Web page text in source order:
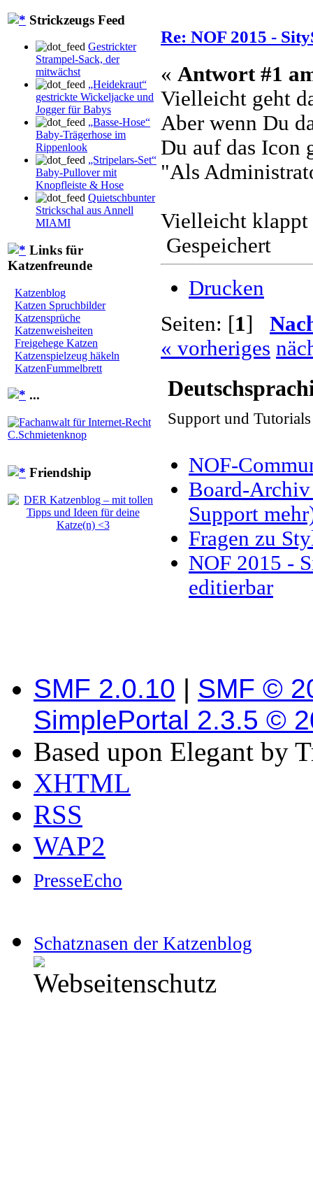
Strickzeugs Feed
Gestrickter
Strampel-Sack, der
mitwächst
„Heidekraut“
gestrickte Wickeljacke und
Jogger für Babys
„Basse-Hose“
Baby-Trägerhose im
Rippenlook
„Stripelars-Set“
Baby-Pullover mit
Knopfleiste & Hose
Quietschbunter
Strickschal aus Annell
MIAMI
Links für
Katzenfreunde
Katzenblog
Katzen Spruchbilder
Katzensprüche
Katzenweisheiten
Freigehege Katzen
Katzenspielzeug häkeln
KatzenFummelbrett
...
Friendship
Re: NOF 2015 -
« Antwort #1
Vielleicht geht
Aber wenn Du
Du auf das Icon
"Als
Vielleicht klappt
Gespeichert
Drucken
Seiten: [1]
« vorheriges
Support und
NOF-
Board-
Support
Fragen zu
NOF 2015 -
editierbar
SMF 2.0.10 | SMF ©
SimplePortal 2.3.5 ©
Based upon Elegant by
XHTML
RSS
WAP2
PresseEcho
Schatznasen der Katzenblog